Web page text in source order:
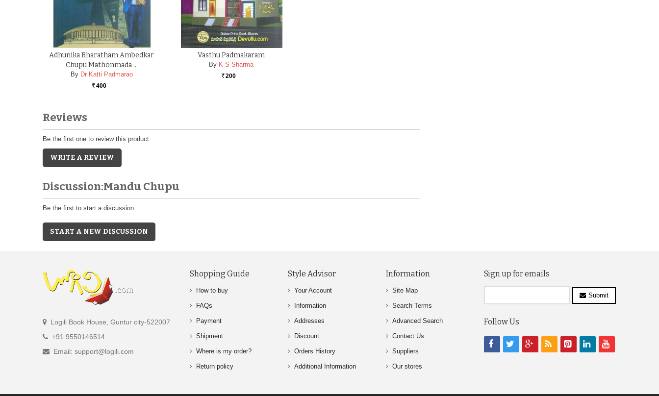
Adhunika Bharatham Ambedkar
Chupu Mathonmada …
By Dr Katti Padmarao
Rs. 400
Vasthu Padmakaram
By K S Sharma
Rs. 200
Reviews
Be the first one to review this product
WRITE A REVIEW
Discussion:Mandu Chupu
Be the first to start a discussion
START A NEW DISCUSSION
Logili Book House, Guntur city-522007
+91 9550146514
Email: support@logili.com
Shopping Guide
How to buy
FAQs
Payment
Shipment
Where is my order?
Return policy
Style Advisor
Your Account
Information
Addresses
Discount
Orders History
Additional Information
Information
Site Map
Search Terms
Advanced Search
Contact Us
Suppliers
Our stores
Sign up for emails
Submit
Follow Us